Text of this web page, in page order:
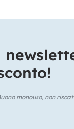
monouso, non